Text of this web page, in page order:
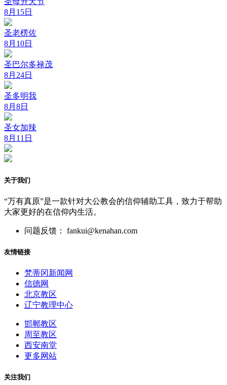
8月15日
圣老楞佐
8月10日
圣巴尔多禄茂
8月24日
圣多明我
8月8日
圣女加辣
8月11日
关于我们
“万有真原”是一款针对大公教会的信仰辅助工具，致力于帮助
大家更好的在信仰内生活。
问题反馈： fankui@kenahan.com
友情链接
梵蒂冈新闻网
信德网
北京教区
辽宁教理中心
邯郸教区
周至教区
西安南堂
更多网站
关注我们